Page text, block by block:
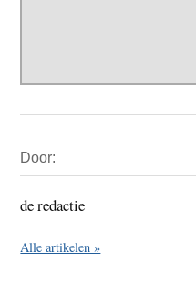
Sidebar
Door:
de redactie
Alle artikelen »